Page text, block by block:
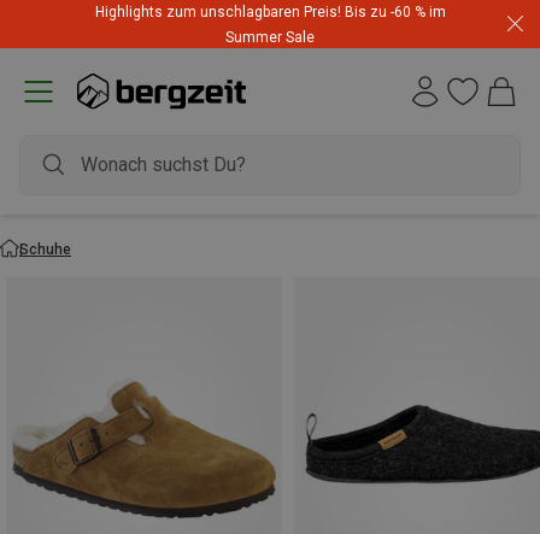
Highlights zum unschlagbaren Preis! Bis zu -60 % im
Summer Sale
Schuhe